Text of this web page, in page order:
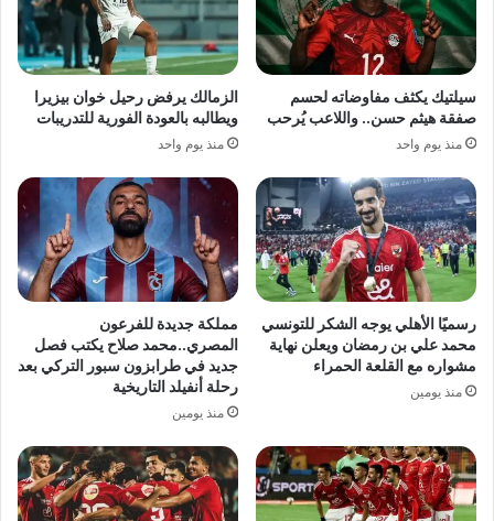
سيلتيك يكثف مفاوضاته لحسم
صفقة هيثم حسن.. واللاعب يُرحب
منذ يوم واحد
الزمالك يرفض رحيل خوان بيزيرا
ويطالبه بالعودة الفورية للتدريبات
منذ يوم واحد
رسميًا الأهلي يوجه الشكر للتونسي
محمد علي بن رمضان ويعلن نهاية
مشواره مع القلعة الحمراء
منذ يومين
مملكة جديدة للفرعون
المصري..محمد صلاح يكتب فصل
جديد في طرابزون سبور التركي بعد
رحلة أنفيلد التاريخية
منذ يومين